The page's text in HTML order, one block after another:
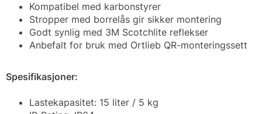
Kompatibel med karbonstyrer
Stropper med borrelås gir sikker montering
Godt synlig med 3M Scotchlite reflekser
Anbefalt for bruk med Ortlieb QR-monteringssett
Spesifikasjoner:
Lastekapasitet: 15 liter / 5 kg